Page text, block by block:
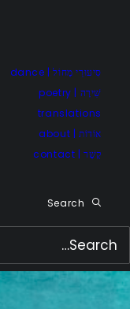
סִיעוּרֵי מָחוֹל | dance
שִׁירָה | poetry
translations
אוֹדוֹת | about
קֶשֶׁר | contact
Search